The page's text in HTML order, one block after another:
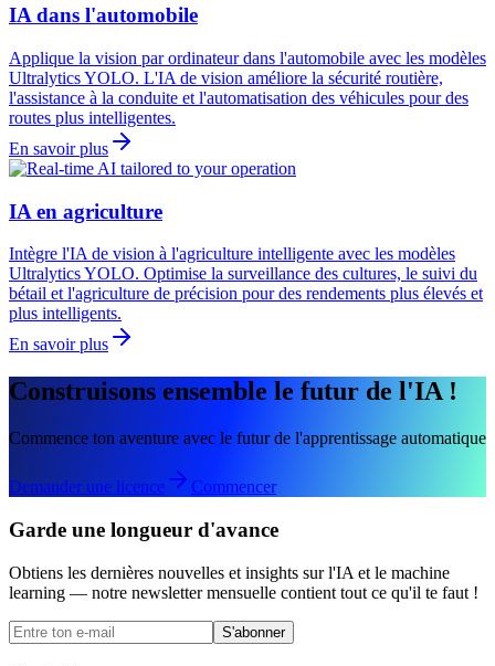
IA dans l'automobile
Applique la vision par ordinateur dans l'automobile avec les modèles
Ultralytics YOLO. L'IA de vision améliore la sécurité routière,
l'assistance à la conduite et l'automatisation des véhicules pour des
routes plus intelligentes.
En savoir plus
IA en agriculture
Intègre l'IA de vision à l'agriculture intelligente avec les modèles
Ultralytics YOLO. Optimise la surveillance des cultures, le suivi du
bétail et l'agriculture de précision pour des rendements plus élevés et
plus intelligents.
En savoir plus
Construisons ensemble le futur de l'IA !
Commence ton aventure avec le futur de l'apprentissage automatique
Demander une licence Commencer
Garde une longueur d'avance
Obtiens les dernières nouvelles et insights sur l'IA et le machine
learning — notre newsletter mensuelle contient tout ce qu'il te faut !
S'abonner